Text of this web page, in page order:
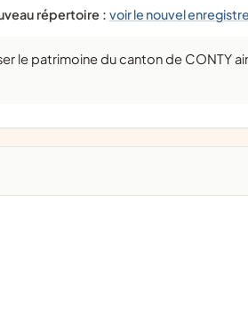
répertoire : voir le nouvel